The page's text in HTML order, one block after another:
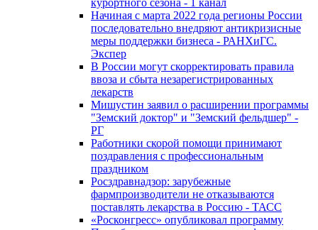
курортного сезона - 1 канал
Начиная с марта 2022 года регионы России
последовательно внедряют антикризисные
меры поддержки бизнеса - РАНХиГС.
Экспер
В России могут скорректировать правила
ввоза и сбыта незарегистрированных
лекарств
Мишустин заявил о расширении программы
"Земский доктор" и "Земский фельдшер" -
РГ
Работники скорой помощи принимают
поздравления с профессиональным
праздником
Росздравнадзор: зарубежные
фармпроизводители не отказываются
поставлять лекарства в Россию - ТАСС
«Росконгресс» опубликовал программу